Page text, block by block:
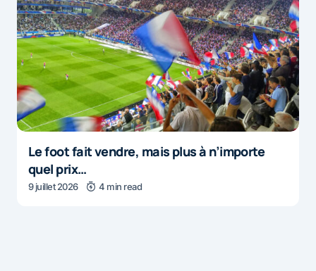
Le foot fait vendre, mais plus à n’importe
quel prix…
9 juillet 2026 4 min read